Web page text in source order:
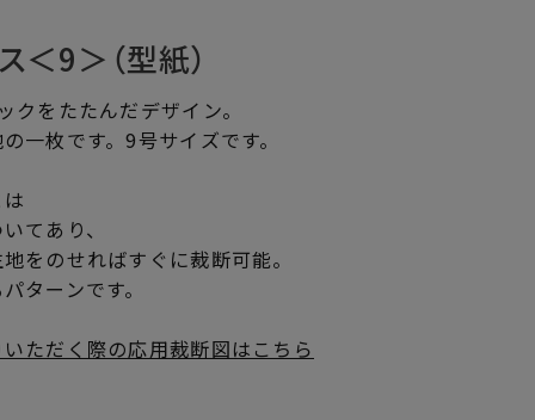
＜9＞（型紙）
クをたたんだデザイン。
一枚です。9号サイズです。
てあり、
をのせればすぐに裁断可能。
ターンです。
ただく際の応用裁断図はこちら